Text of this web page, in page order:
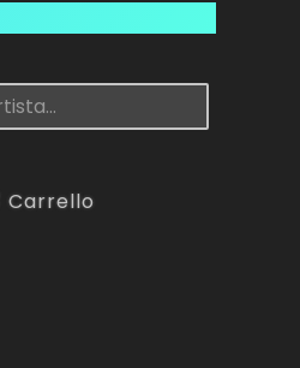
Carrello